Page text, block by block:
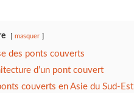
masquer
des ponts couverts
d’un pont couvert
couverts en Asie du Sud-Est